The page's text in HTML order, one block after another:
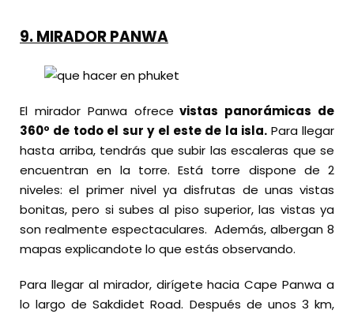
9.MIRADOR PANWA
El mirador Panwa ofrece vistas panorámicas de
360º de todo el sur y el este de la isla. Para llegar
hasta arriba, tendrás que subir las escaleras que se
encuentran en la torre. Está torre dispone de 2
niveles: el primer nivel ya disfrutas de unas vistas
bonitas, pero si subes al piso superior, las vistas ya
son realmente espectaculares. Además, albergan 8
mapas explicandote lo que estás observando.
Para llegar al mirador, dirígete hacia Cape Panwa a
lo largo de Sakdidet Road. Después de unos 3 km,